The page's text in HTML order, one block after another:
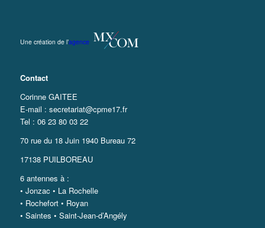
Une création de l’agence
Contact
Corinne GAITEE
E-mail : secretariat@cpme17.fr
Tel : 06 23 80 03 22
70 rue du 18 Juin 1940 Bureau 72
17138 PUILBOREAU
6 antennes à :
• Jonzac • La Rochelle
• Rochefort • Royan
• Saintes • Saint-Jean-d’Angély